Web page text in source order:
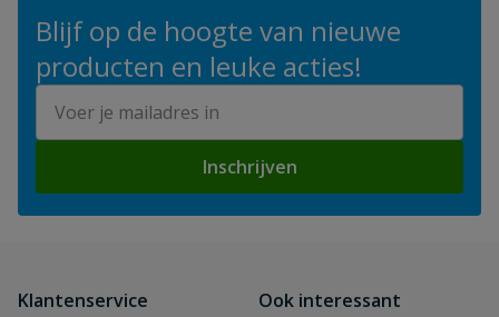
Blijf op de hoogte van nieuwe
producten en leuke acties!
Inschrijven
Klantenservice
Ook interessant